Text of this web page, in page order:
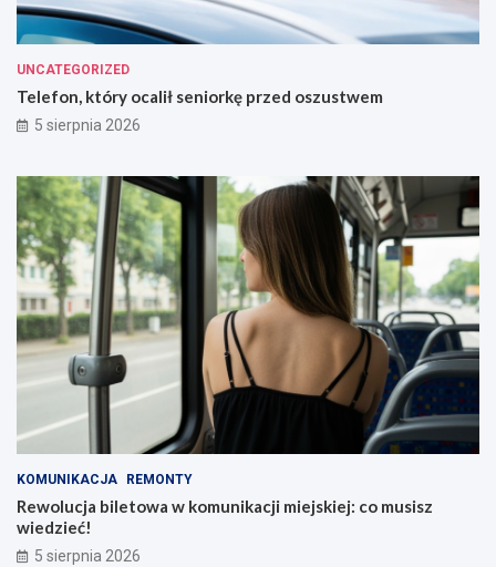
UNCATEGORIZED
Telefon, który ocalił seniorkę przed oszustwem
5 sierpnia 2026
KOMUNIKACJA REMONTY
Rewolucja biletowa w komunikacji miejskiej: co musisz
wiedzieć!
5 sierpnia 2026